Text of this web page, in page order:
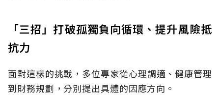
「三招」打破孤獨負向循環、提升風險抵
抗力
面對這樣的挑戰，多位專家從心理調適、健康管理
到財務規劃，分別提出具體的因應方向。